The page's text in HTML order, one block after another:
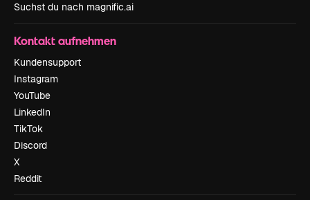
Suchst du nach magnific.ai
Kontakt aufnehmen
Kundensupport
Instagram
YouTube
LinkedIn
TikTok
Discord
X
Reddit